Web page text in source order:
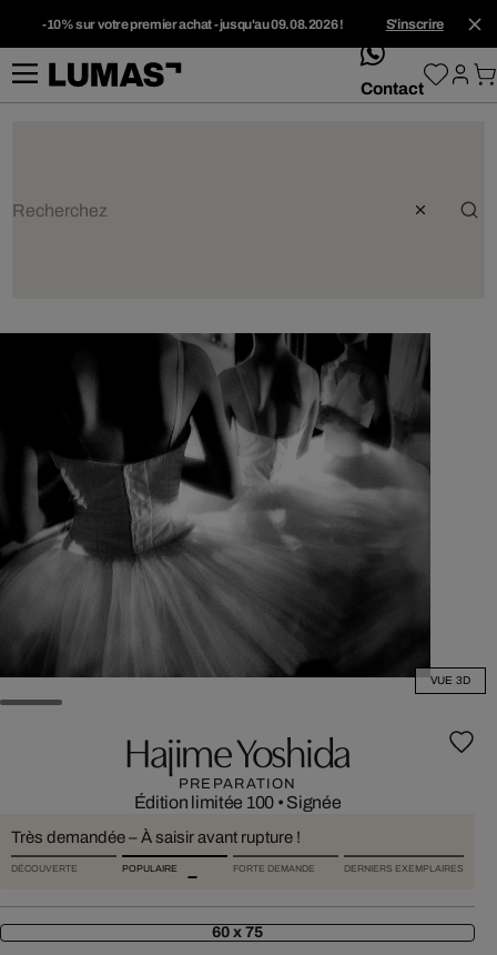
-10% sur votre premier achat - jusqu'au 09.08.2026 ! S'inscrire
whatsApp
Contact
VUE 3D
Hajime Yoshida
PREPARATION
Édition limitée 100 • Signée
Très demandée – À saisir avant rupture !
DÉCOUVERTE POPULAIRE FORTE DEMANDE DERNIERS EXEMPLAIRES
60 x 75